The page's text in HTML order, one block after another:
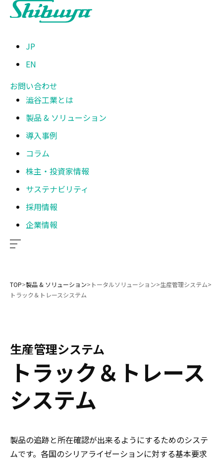
JP
EN
お問い合わせ
澁谷工業とは
製品 & ソリューション
導入事例
コラム
株主・投資家情報
サステナビリティ
採用情報
企業情報
TOP>製品 & ソリューション> トータルソリューション>生産管理システム>
トラック＆トレースシステム
生産管理システム
トラック＆トレース
システム
製品の追跡と所在確認が出来るようにするためのシステ
ムです。各国のシリアライゼーションに対する基本要求